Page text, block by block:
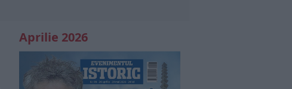
Aprilie 2026